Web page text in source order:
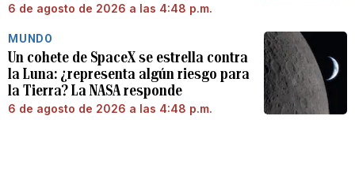
6 de agosto de 2026 a las 4:48 p.m.
MUNDO
Un cohete de SpaceX se estrella contra
la Luna: ¿representa algún riesgo para
la Tierra? La NASA responde
6 de agosto de 2026 a las 4:48 p.m.